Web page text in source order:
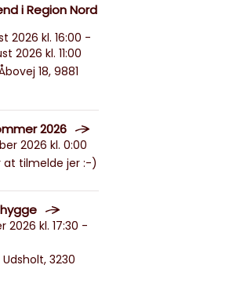
i Region Nord
2026 kl. 16:00 -
2026 kl. 11:00
18, 9881
2026
2026 kl. 0:00
tilmelde jer :-)
2026 kl. 17:30 -
3230